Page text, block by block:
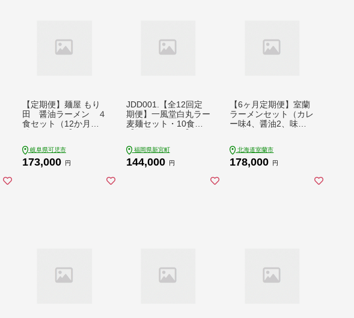
【定期便】麺屋 もり
田 醤油ラーメン ４
食セット（12か月連
岐阜県可児市
173,000 円
JDD001.【全12回定
期便】一風堂白丸ラー
麦麺セット・10食
福岡県新宮町
144,000 円
【6ヶ月定期便】室蘭
ラーメンセット（カレ
ー味4、醤油2、味噌
×10、自家製チャーシ
ュー付き MROA166
北海道室蘭市
178,000 円